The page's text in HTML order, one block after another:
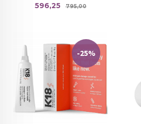
Tilbud
596,25 795,00Rabatt
-25%